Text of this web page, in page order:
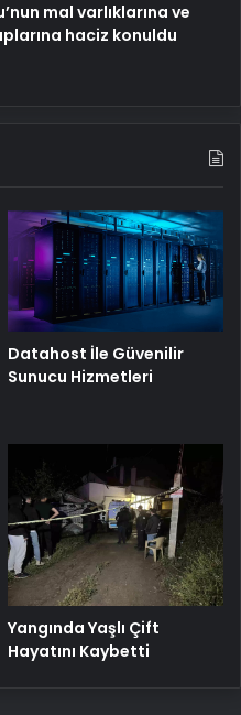
mal varlıklarına ve
haciz konuldu
Datahost İle Güvenilir
Sunucu Hizmetleri
Yangında Yaşlı Çift
Hayatını Kaybetti